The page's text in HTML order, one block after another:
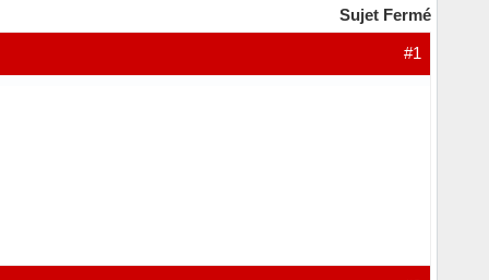
Sujet Fermé
#1